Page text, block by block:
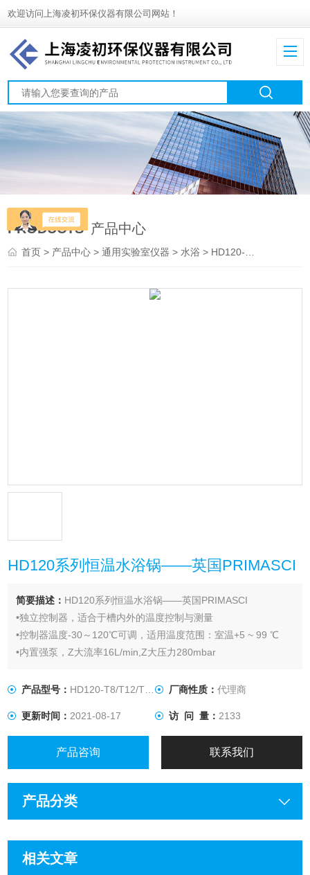
欢迎访问上海凌初环保仪器有限公司网站！
PRODUCTS 产品中心
首页> 产品中心 >通用实验室仪器 >水浴 > HD120-T8/T12/T26HD120系列恒温水浴锅——英国PRIMASCI
HD120系列恒温水浴锅——英国PRIMASCI
简要描述： HD120系列恒温水浴锅——英国PRIMASCI
•独立控制器，适合于槽内外的温度控制与测量
•控制器温度-30～120℃可调，适用温度范围：室温+5 ~ 99 ℃
•内置强泵，Z大流率16L/min,Z大压力280mbar
产品型号： HD120-T8/T12/T26 厂商性质： 代理商
更新时间：2021-08-17 访 问 量： 2133
产品咨询 联系我们
产品分类
相关文章